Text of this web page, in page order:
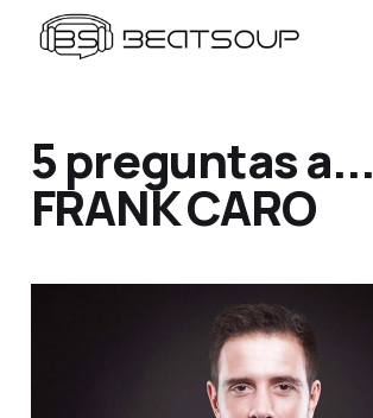
5 preguntas a...
FRANK CARO